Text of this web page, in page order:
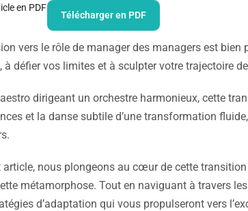
en PDF
Télécharger en PDF
vers le rôle de manager des managers est
à défier vos limites et à sculpter votre trajectoire
dirigeant un orchestre harmonieux, cette
et la danse subtile d’une transformation
article, nous plongeons au cœur de cette
métamorphose. Tout en naviguant à travers
d’adaptation qui vous propulseront vers